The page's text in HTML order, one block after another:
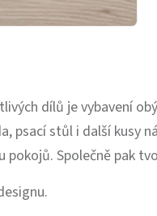
dílů je vybavení
psací stůl i další kusy
pokojů. Společně pak